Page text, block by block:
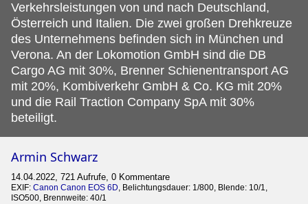
Verkehrsleistungen von und nach Deutschland,
Österreich und Italien. Die zwei großen Drehkreuze
des Unternehmens befinden sich in München und
Verona. An der Lokomotion GmbH sind die DB
Cargo AG mit 30%, Brenner Schienentransport AG
mit 20%, Kombiverkehr GmbH & Co. KG mit 20%
und die Rail Traction Company SpA mit 30%
beteiligt.
Armin Schwarz
14.04.2022, 721 Aufrufe, 0 Kommentare
EXIF: Canon Canon EOS 6D, Belichtungsdauer: 1/800, Blende: 10/1,
ISO500, Brennweite: 40/1